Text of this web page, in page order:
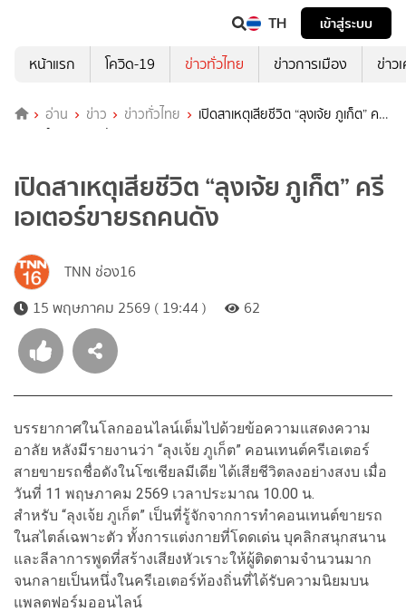
TH
เข้าสู่ระบบ
หน้าแรก
โควิด-19 ข่าวทั่วไทย ข่าวการเมือง ข่าว
อ่าน ข่าว ข่าวทั่วไทย
เปิดสาเหตุเสียชีวิต “ลุงเจ้ย ภูเก็ต” ครี
เอเตอร์ขายรถคนดัง
เปิดสาเหตุเสียชีวิต “ลุงเจ้ย ภูเก็ต” ครี
เอเตอร์ขายรถคนดัง
TNN ช่อง16
15 พฤษภาคม 2569 ( 19:44 )
62
บรรยากาศในโลกออนไลน์เต็มไปด้วยข้อความแสดงความ
อาลัย หลังมีรายงานว่า “ลุงเจ้ย ภูเก็ต” คอนเทนต์ครีเอเตอร์
สายขายรถชื่อดังในโซเชียลมีเดีย ได้เสียชีวิตลงอย่างสงบ เมื่อ
วันที่ 11 พฤษภาคม 2569 เวลาประมาณ 10.00 น.
สำหรับ “ลุงเจ้ย ภูเก็ต” เป็นที่รู้จักจากการทำคอนเทนต์ขายรถ
ในสไตล์เฉพาะตัว ทั้งการแต่งกายที่โดดเด่น บุคลิกสนุกสนาน
และลีลาการพูดที่สร้างเสียงหัวเราะให้ผู้ติดตามจำนวนมาก
จนกลายเป็นหนึ่งในครีเอเตอร์ท้องถิ่นที่ได้รับความนิยมบน
แพลตฟอร์มออนไลน์